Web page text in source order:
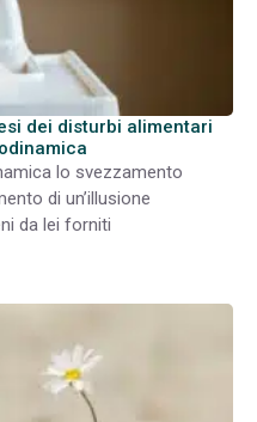
dei disturbi alimentari
lo svezzamento
di un’illusione
da lei forniti